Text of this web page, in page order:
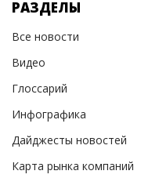
РАЗДЕЛЫ
Все новости
Видео
Глоссарий
Инфографика
Дайджесты новостей
Карта рынка компаний